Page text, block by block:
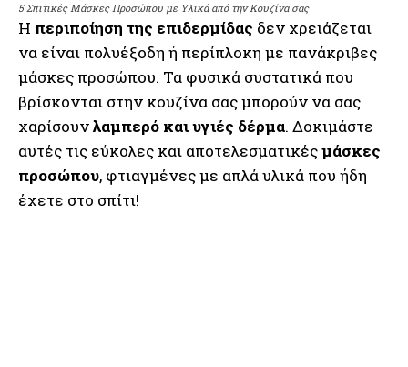
5 Σπιτικές Μάσκες Προσώπου με Υλικά από την Κουζίνα σας
Η περιποίηση της επιδερμίδας δεν χρειάζεται
να είναι πολυέξοδη ή περίπλοκη με πανάκριβες
μάσκες προσώπου. Τα φυσικά συστατικά που
βρίσκονται στην κουζίνα σας μπορούν να σας
χαρίσουνλαμπερό και υγιές δέρμα. Δοκιμάστε
αυτές τις εύκολες και αποτελεσματικέςμάσκες
προσώπου, φτιαγμένες με απλά υλικά που ήδη
έχετε στο σπίτι!